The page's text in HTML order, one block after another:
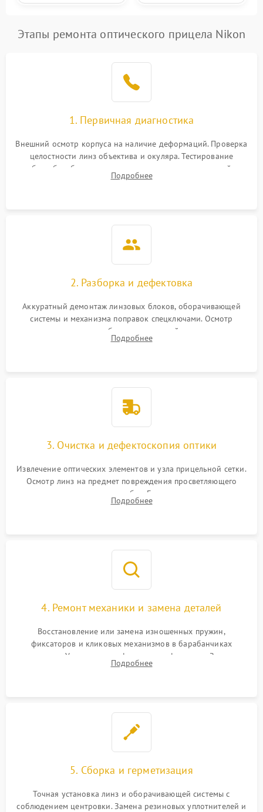
Этапы ремонта оптического прицела Nikon
1. Первичная диагностика
Внешний осмотр корпуса на наличие деформаций. Проверка
целостности линз объектива и окуляра. Тестирование
работы барабанчиков ввода поправок, кольца отстройки
параллакса и зума. Выявление сколов, внутренних
Подробнее
2. Разборка и дефектовка
Аккуратный демонтаж линзовых блоков, оборачивающей
системы и механизма поправок спецключами. Осмотр
внутренних резьбовых соединений, пружин и
уплотнительных колец. Поиск причин люфта, смещения
Подробнее
3. Очистка и дефектоскопия оптики
Извлечение оптических элементов и узла прицельной сетки.
Осмотр линз на предмет повреждения просветляющего
покрытия или появления грибка. Бережная очистка стекол
спецрастворами. Проверка целостности гравированной
Подробнее
4. Ремонт механики и замена деталей
Восстановление или замена изношенных пружин,
фиксаторов и кликовых механизмов в барабанчиках
поправок. Устранение люфтов в трансфокаторе. Замена
поврежденных линз, разбитой сетки или восстановление
Подробнее
5. Сборка и герметизация
Точная установка линз и оборачивающей системы с
соблюдением центровки. Замена резиновых уплотнителей и